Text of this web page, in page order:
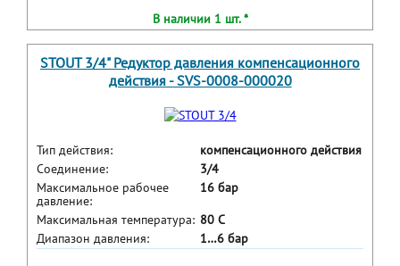
В наличии 1 шт. *
STOUT 3/4" Редуктор давления компенсационного
действия - SVS-0008-000020
Тип действия:
компенсационного действия
Соединение:
3/4
Максимальное рабочее
давление:
16 бар
Максимальная температура: 80 С
Диапазон давления:
1…6 бар